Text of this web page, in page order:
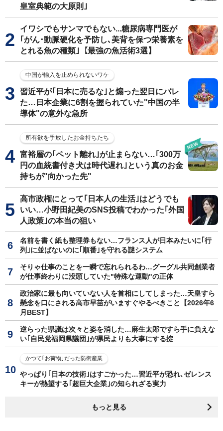
皇室典範の大原則｣
イワシでもサンマでもない...糖尿病専門医が
｢がん･動脈硬化を予防し､美背を保つ栄養素を
とれる魚の種類｣【最強の魚活術3選】
中国が輸入を止められないワケ
習近平が｢日本に売るな｣と煽った翌日にバレ
た…日本企業に6割を握られていた"中国の半
導体"の意外な急所
所有欲を手放したお金持ちたち
富裕層の｢ペット離れ｣が止まらない…｢300万
円の血統書付き犬は時代遅れ｣という真のお金
持ちが"向かった先"
高市政権にとって｢日本人の生活｣はどうでも
いい…小野田紀美のSNS投稿でわかった｢外国
人政策｣の本当の狙い
名前を書く紙も整理券もない…フランス人が日本みたいに｢行
列｣に並ばないのに｢順番｣を守れる謎システム
そりゃ仕事のことを一瞬で忘れられるわ…グーグル共同創業者
が仕事終わりに没頭していた"特殊な運動"の正体
政治家に最も向いていない人を首相にしてしまった…天皇すら
懸念を口にされる高市早苗がいますぐやるべきこと【2026年6
月BEST】
逆らった県議は次々と姿を消した…麻生太郎ですら手に負えな
い｢自民党福岡県議団｣が県民よりも大事にする掟
かつて｢お荷物｣だった防衛産業
やっぱり｢日本の技術｣はすごかった…習近平が恐れ､ゼレンス
キーが熱望する｢超巨大企業｣の知られざる実力
もっと見る